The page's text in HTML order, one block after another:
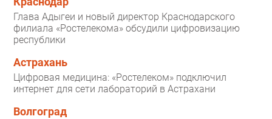
Глава Адыгеи и новый директор Краснодарского
филиала «Ростелекома» обсудили цифровизацию
республики
Астрахань
Цифровая медицина: «Ростелеком» подключил
интернет для сети лабораторий в Астрахани
Волгоград